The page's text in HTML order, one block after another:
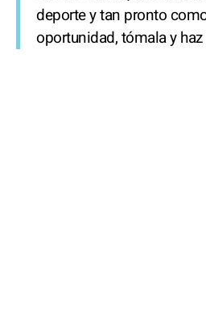
deporte y tan pronto
oportunidad, tómala y